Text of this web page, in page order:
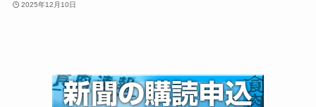
2025年12月10日